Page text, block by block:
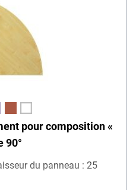
pour composition «
90°
du panneau : 25